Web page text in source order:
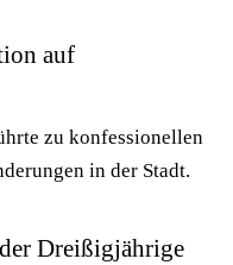
auf
zu konfessionellen
in der Stadt.
Dreißigjährige